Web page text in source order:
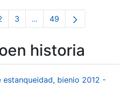
Orrialdea
3 ...Intermediate Pages Use
Orrialdea
49
historia
estanqueidad, bienio 2012 -